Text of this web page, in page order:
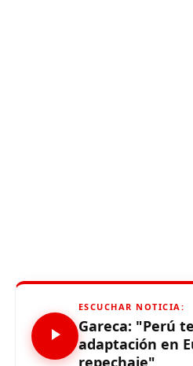
ESCUCHAR NOTICIA:
Gareca: "Perú
adaptación en
repechaje"